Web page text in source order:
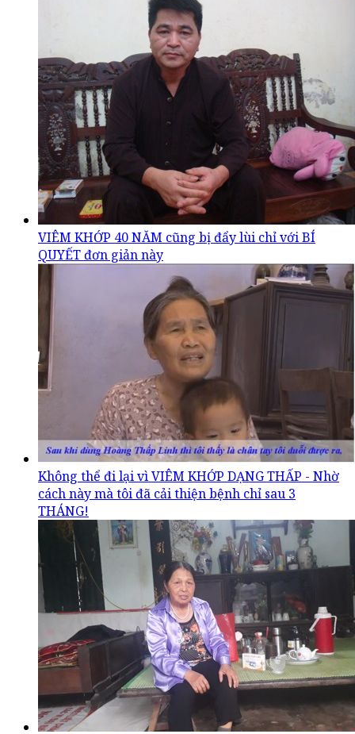
VIÊM KHỚP 40 NĂM cũng bị đẩy lùi chỉ với BÍ
QUYẾT đơn giản này
Không thể đi lại vì VIÊM KHỚP DẠNG THẤP - Nhờ
cách này mà tôi đã cải thiện bệnh chỉ sau 3
THÁNG!